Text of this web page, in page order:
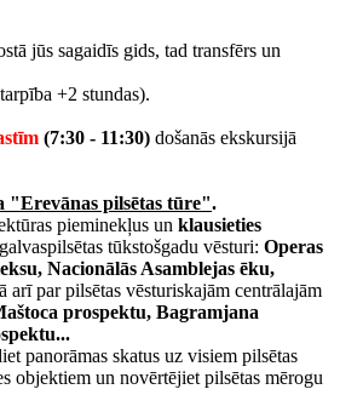
jūs sagaidīs gids, tad transfērs un
+2 stundas).
(7:30 - 11:30) došanās ekskursijā
"Erevānas pilsētas tūre".
pieminekļus un klausieties
galvaspilsētas tūkstošgadu vēsturi: Operas
Nacionālās Asamblejas ēku,
arī par pilsētas vēsturiskajām centrālajām
prospektu, Bagramjana
panorāmas skatus uz visiem pilsētas
objektiem un novērtējiet pilsētas mērogu